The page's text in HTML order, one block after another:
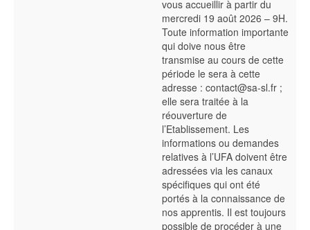
vous accueillir à partir du
mercredi 19 août 2026 – 9H.
Toute information importante
qui doive nous être
transmise au cours de cette
période le sera à cette
adresse : contact@sa-sl.fr ;
elle sera traitée à la
réouverture de
l’Etablissement. Les
informations ou demandes
relatives à l’UFA doivent être
adressées via les canaux
spécifiques qui ont été
portés à la connaissance de
nos apprentis. Il est toujours
possible de procéder à une